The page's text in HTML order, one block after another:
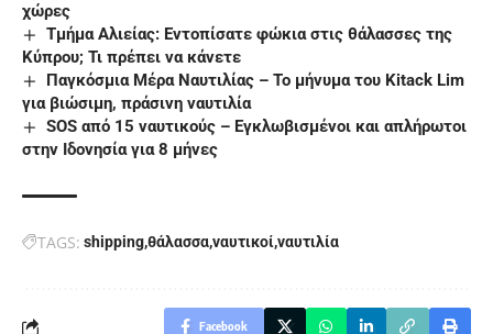
χώρες
Τμήμα Αλιείας: Εντοπίσατε φώκια στις θάλασσες της
Κύπρου; Τι πρέπει να κάνετε
Παγκόσμια Μέρα Ναυτιλίας – Το μήνυμα του Kitack Lim
για βιώσιμη, πράσινη ναυτιλία
SOS από 15 ναυτικούς – Εγκλωβισμένοι και απλήρωτοι
στην Ιδονησία για 8 μήνες
TAGS: shippingθάλασσαναυτικοίναυτιλία
Facebook